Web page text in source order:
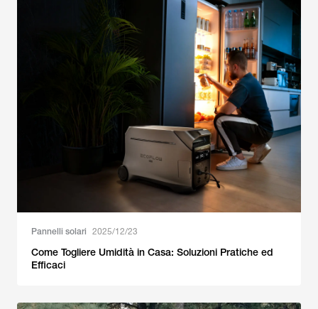
Pannelli solari 2025/12/23
Come Togliere Umidità in Casa: Soluzioni Pratiche ed
Efficaci